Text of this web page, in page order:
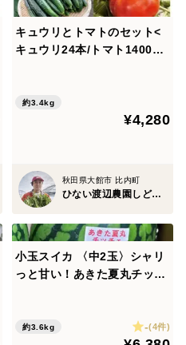
キュウリとトマトのセット<
キュウリ24本/トマト1400g>
約3.4kg
¥4,280
秋田県大館市 比内町
ひない渡辺農園しどけ村
小玉スイカ 〈中2玉〉シャリ
っと甘い！あきた夏丸チッチ
約3.6kg -(4件)